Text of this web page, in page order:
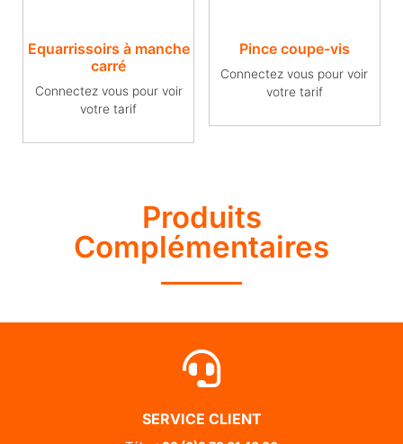
Equarrissoirs à manche
carré
Connectez vous pour voir
votre tarif
Pince coupe-vis
Connectez vous pour voir
votre tarif
Produits
Complémentaires
SERVICE CLIENT